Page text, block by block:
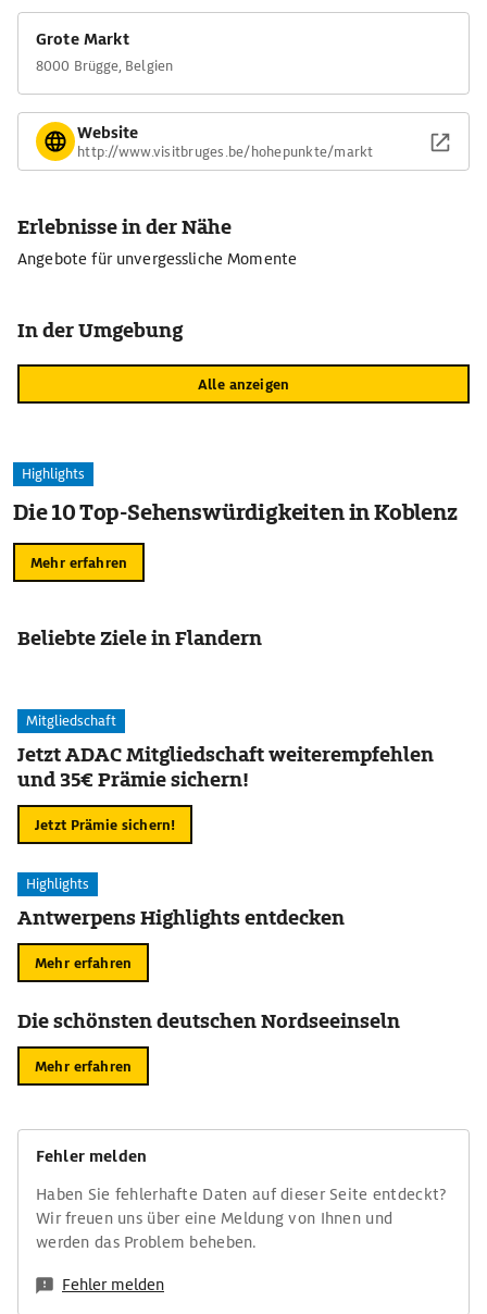
Grote Markt
8000 Brügge, Belgien
Website
http://www.visitbruges.be/hohepunkte/markt
Erlebnisse in der Nähe
Angebote für unvergessliche Momente
In der Umgebung
Alle anzeigen
Highlights
Die 10 Top-Sehenswürdigkeiten in Koblenz
Mehr erfahren
Beliebte Ziele in Flandern
Mitgliedschaft
Jetzt ADAC Mitgliedschaft weiterempfehlen
und 35€ Prämie sichern!
Jetzt Prämie sichern!
Highlights
Antwerpens Highlights entdecken
Mehr erfahren
Die schönsten deutschen Nordseeinseln
Mehr erfahren
Fehler melden
Haben Sie fehlerhafte Daten auf dieser Seite entdeckt?
Wir freuen uns über eine Meldung von Ihnen und
werden das Problem beheben.
Fehler melden